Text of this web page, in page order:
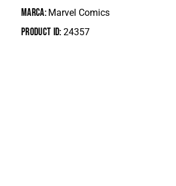
Marca: Marvel Comics
Product ID:24357